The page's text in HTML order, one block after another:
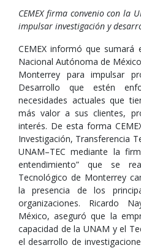
CEMEX firma convenio con la
impulsar investigación y
CEMEX informó que sumará
Nacional Autónoma de
Monterrey para impulsar
Desarrollo que estén
necesidades actuales que
más valor a sus clientes,
interés. De esta forma
Investigación, Transferencia
UNAM–TEC mediante la
entendimiento” que se
Tecnológico de Monterrey
la presencia de los
organizaciones. Ricardo
México, aseguró que la
capacidad de la UNAM y el
el desarrollo de